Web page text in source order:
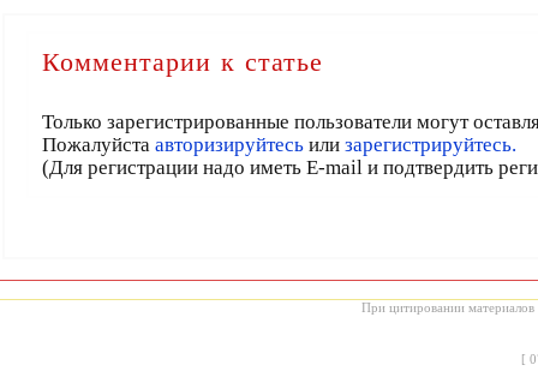
Комментарии к статье
Только зарегистрированные пользователи могут
Пожалуйста авторизируйтесьили зарегистрируйтесь.
(Для регистрации надо иметь E-mail и подтвердить
При цитировании материалов
[